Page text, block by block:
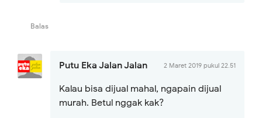
Balas
Putu Eka Jalan Jalan 2 Maret 2019 pukul 22.51
Kalau bisa dijual mahal, ngapain dijual
murah. Betul nggak kak?